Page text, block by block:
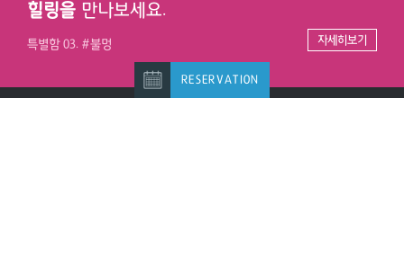
RESERVATION
힐링을 만나보세요.
특별함 03. #불멍 자세히보기